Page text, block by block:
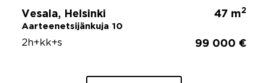
Vesala, Helsinki
Aarteenetsijänkuja 10
47 m2
2h+kk+s 99 000 €